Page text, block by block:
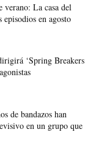
verano: La casa del
en agosto
‘Spring Breakers
de bandazos han
en un grupo que